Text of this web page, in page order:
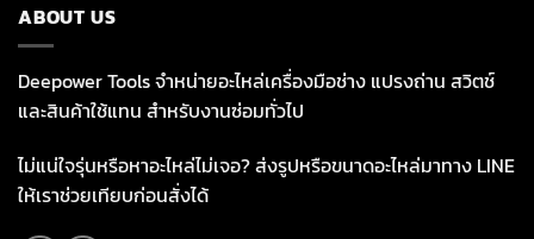
ABOUT US
Deepower Tools จำหน่ายอะไหล่เครื่องมือช่าง แปรงถ่าน สวิตช์
และสินค้าใช้แทน สำหรับงานซ่อมทั่วไป
ไม่แน่ใจรุ่นหรือหาอะไหล่ไม่เจอ? ส่งรูปหรือขนาดอะไหล่มาทาง LINE
ให้เราช่วยเทียบก่อนสั่งได้